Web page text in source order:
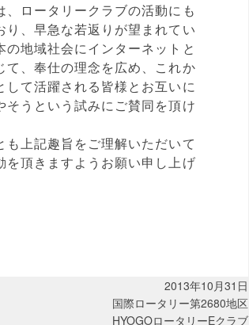
ロータリークラブの活動にも
り、早急な若返りが望まれてい
の地域社会にインターネットと
て、奉仕の理念を広め、これか
して活躍される皆様とお互いに
そうという試みにご賛同を頂け
上記趣旨をご理解いただいて
を頂きますようお願い申し上げ
2013年10月31日
国際ロータリー第2680地区
HYOGOロータリーEクラブ